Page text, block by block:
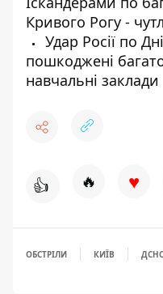
Кривого Рогу -
Удар Росії по
пошкоджені
навчальні заклади
👍 🔥 ♥
ОБСТРІЛИ КИЇВ ДСНС